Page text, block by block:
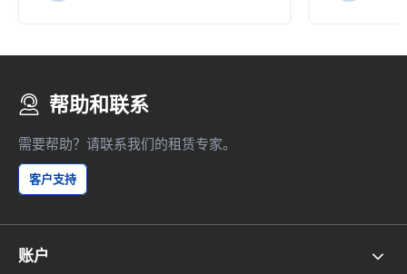
帮助和联系
需要帮助？请联系我们的租赁专家。
客户支持
账户